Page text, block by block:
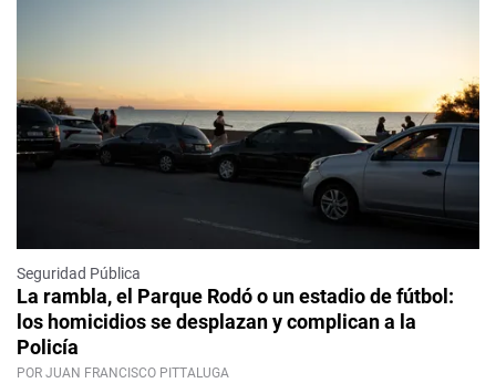
Seguridad Pública
La rambla, el Parque Rodó o un estadio de fútbol:
los homicidios se desplazan y complican a la
Policía
POR JUAN FRANCISCO PITTALUGA